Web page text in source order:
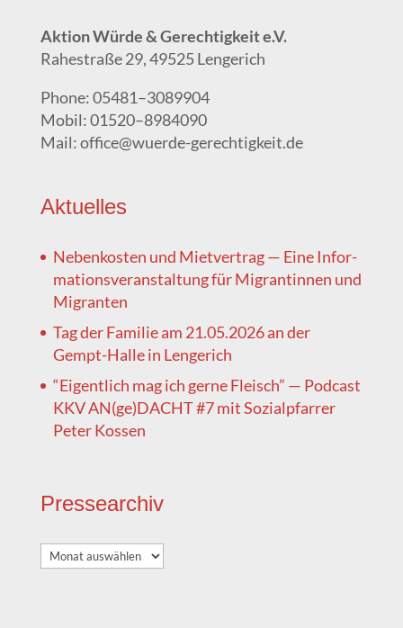
Akti­on Wür­de & Gerech­tig­keit e.V.
Rahe­stra­ße 29, 49525 Lengerich
Pho­ne: 05481–3089904
Mobil: 01520–8984090
Mail: office@wuerde-gerechtigkeit.de
Aktu­el­les
Neben­kos­ten und Miet­ver­trag — Eine Infor­
ma­ti­ons­ver­an­stal­tung für Migran­tin­nen und
Migranten
Tag der Fami­lie am 21.05.2026 an der
Gempt-Hal­le in Lengerich
“Eigent­lich mag ich ger­ne Fleisch” — Pod­cast
KKV AN(ge)DACHT #7 mit Sozi­al­pfar­rer
Peter Kossen
Pres­se­ar­chiv
Pres­
se­